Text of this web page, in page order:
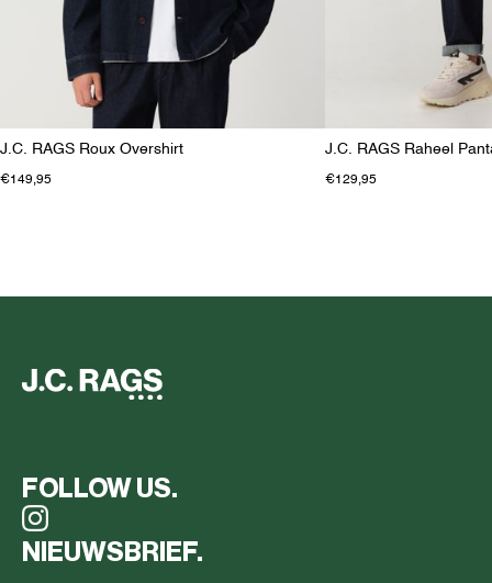
J.C. RAGS Roux Overshirt
€149,95
J.C. RAGS Raheel
€129,95
FOLLOW US.
NIEUWSBRIEF.